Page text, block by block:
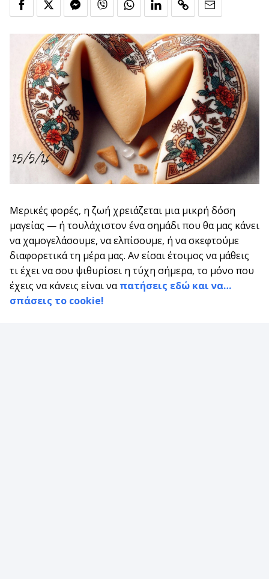
Μερικές φορές, η ζωή χρειάζεται μια μικρή δόση
μαγείας — ή τουλάχιστον ένα σημάδι που θα μας κάνει
να χαμογελάσουμε, να ελπίσουμε, ή να σκεφτούμε
διαφορετικά τη μέρα μας. Αν είσαι έτοιμος να μάθεις
τι έχει να σου ψιθυρίσει η τύχη σήμερα, το μόνο που
έχεις να κάνεις είναι ναπατήσεις εδώ και να…
σπάσεις το cookie!